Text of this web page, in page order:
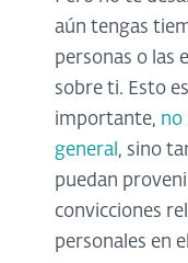
aún tengas
personas o las
sobre ti. Esto
importante, no
general , sino
puedan
convicciones
personales en